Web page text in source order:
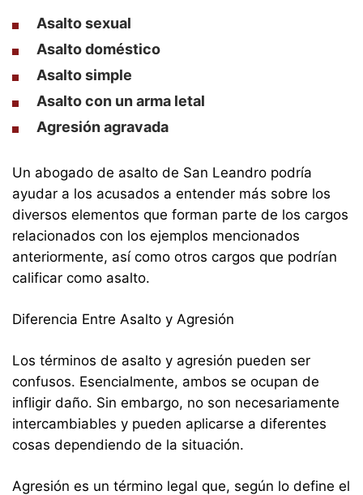
Asalto sexual
Asalto doméstico
Asalto simple
Asalto con un arma letal
Agresión agravada
Un abogado de asalto de San Leandro podría
ayudar a los acusados ​​a entender más sobre los
diversos elementos que forman parte de los cargos
relacionados con los ejemplos mencionados
anteriormente, así como otros cargos que podrían
calificar como asalto.
Diferencia Entre Asalto y Agresión
Los términos de asalto y agresión pueden ser
confusos. Esencialmente, ambos se ocupan de
infligir daño. Sin embargo, no son necesariamente
intercambiables y pueden aplicarse a diferentes
cosas dependiendo de la situación.
Agresión es un término legal que, según lo define el